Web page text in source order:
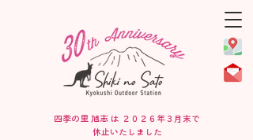
四季の里 旭志 は ２０２６年３月末で
休止いたしました